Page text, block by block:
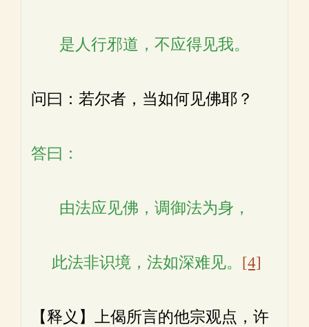
是人行邪道，不应得见我。
问曰：若尔者，当如何见佛耶？
答曰：
由法应见佛，调御法为身，
此法非识境，法如深难见。 [4]
【释义】上偈所言的他宗观点，许